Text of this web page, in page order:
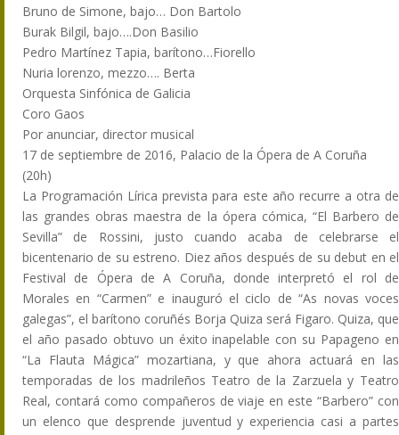
Bruno de Simone, bajo… Don Bartolo
Burak Bilgil, bajo….Don Basilio
Pedro Martínez Tapia, barítono…Fiorello
Nuria lorenzo, mezzo…. Berta
Orquesta Sinfónica de Galicia
Coro Gaos
Por anunciar, director musical
17 de septiembre de 2016, Palacio de la Ópera de A Coruña
(20h)
La Programación Lírica prevista para este año recurre a otra de
las grandes obras maestra de la ópera cómica, “El Barbero de
Sevilla” de Rossini, justo cuando acaba de celebrarse el
bicentenario de su estreno. Diez años después de su debut en el
Festival de Ópera de A Coruña, donde interpretó el rol de
Morales en “Carmen” e inauguró el ciclo de “As novas voces
galegas”, el barítono coruñés Borja Quiza será Figaro. Quiza, que
el año pasado obtuvo un éxito inapelable con su Papageno en
“La Flauta Mágica” mozartiana, y que ahora actuará en las
temporadas de los madrileños Teatro de la Zarzuela y Teatro
Real, contará como compañeros de viaje en este “Barbero” con
un elenco que desprende juventud y experiencia casi a partes